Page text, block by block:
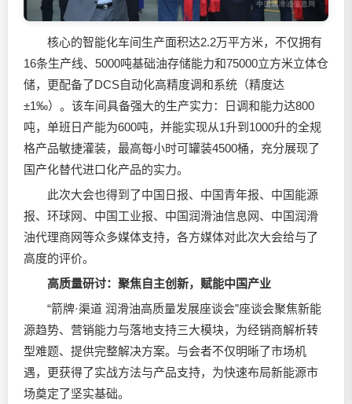
核心的智能化车间生产面积达2.2万平方米，不仅拥有
16条生产线、5000吨基础油存储能力和75000立方米立体仓
储，更配备了DCS自动化高精度调和系统（精度达
±1‰）。该车间具备强大的生产实力：日调和能力达800
吨，单班日产能为600吨，并能实现从1升到1000升的全规
格产品敏捷灌装，最高每小时可罐装4500桶，充分展现了
国产化替代进口化产品的实力。
此次大会也得到了中国日报、中国青年报、中国能源
报、环球网、中国工业报、中国润滑油信息网、中国润滑
油代理商网等众多媒体支持，各方媒体对此次大会给与了
高度的评价。
高质量研讨： 聚焦自主创新，赋能中国产业
“箭牌·渠道 润滑油高质量发展座谈会”座谈会聚焦新能
源趋势、营销能力与落地支持三大模块，为经销商解析转
型难题、提供完整解决方案。与会者不仅明晰了市场机
遇，更获得了实战方法与产品支持，为快速布局新能源市
场奠定了坚实基础。